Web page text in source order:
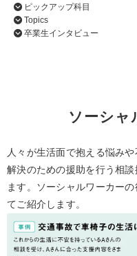
ピックアップ科目
Topics
卒業生インタビュー
ソーシャ
人々が生活面で抱える悩み
解決のための援助を行う相
ます。ソーシャルワーカー
てご紹介します。